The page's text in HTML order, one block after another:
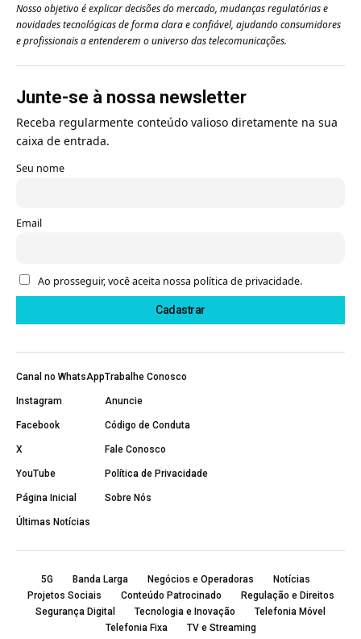
Nosso objetivo é explicar decisões do mercado, mudanças regulatórias e
novidades tecnológicas de forma clara e confiável, ajudando consumidores
e profissionais a entenderem o universo das telecomunicações.
Junte-se à nossa newsletter
Receba regularmente conteúdo valioso diretamente na sua
caixa de entrada.
Seu nome
Email
Ao prosseguir, você aceita nossa política de privacidade.
Canal no WhatsApp
Instagram
Facebook
X
YouTube
Página Inicial
Últimas Notícias
Trabalhe Conosco
Anuncie
Código de Conduta
Fale Conosco
Política de Privacidade
Sobre Nós
5G Banda Larga Negócios e Operadoras
Notícias
Projetos Sociais
Conteúdo Patrocinado
Regulação e Direitos
Segurança Digital
Tecnologia e Inovação
Telefonia Móvel
Telefonia Fixa
TV e Streaming